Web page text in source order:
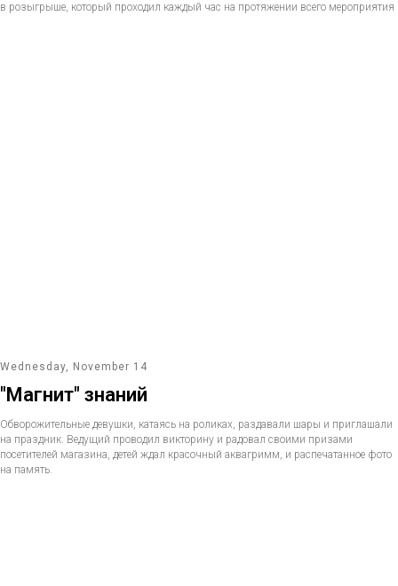
в розыгрыше, который проходил каждый час на протяжении всего мероприятия
Wednesday, November 14
"Магнит" знаний
Обворожительные девушки, катаясь на роликах, раздавали шары и приглашали
на праздник. Ведущий проводил викторину и радовал своими призами
посетителей магазина, детей ждал красочный аквагримм, и распечатанное фото
на память.